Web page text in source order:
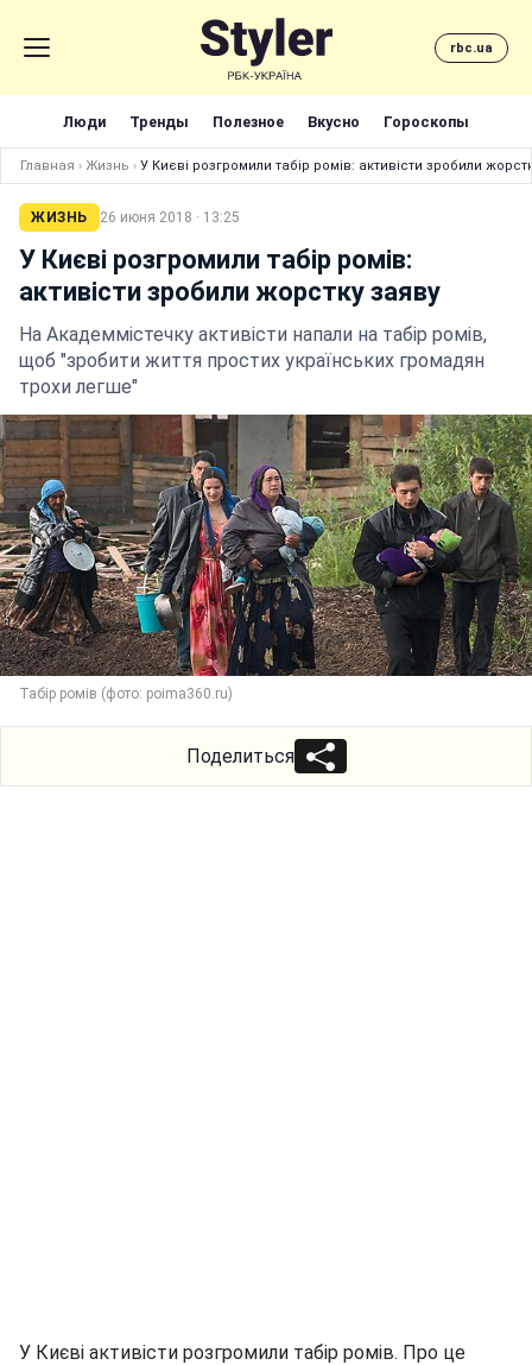
rbc.ua
Люди Тренды Полезное Вкусно Гороскопы
Главная › Жизнь › У Києві розгромили табір ромів: активісти зробили
ЖИЗНЬ 26 июня 2018 · 13:25
У Києві розгромили табір ромів:
активісти зробили жорстку заяву
На Академмістечку активісти напали на табір ромів,
щоб "зробити життя простих українських громадян
трохи легше"
Табір ромів (фото: poima360.ru)
Поделиться
У Києві активісти розгромили табір ромів. Про це